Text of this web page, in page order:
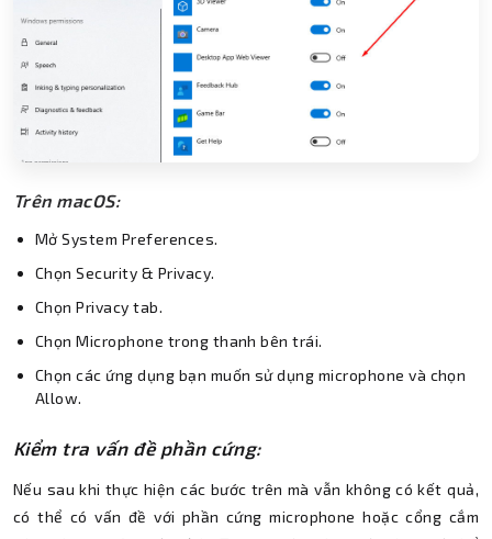
Trên macOS:
Mở System Preferences.
Chọn Security & Privacy.
Chọn Privacy tab.
Chọn Microphone trong thanh bên trái.
Chọn các ứng dụng bạn muốn sử dụng microphone và chọn
Allow.
Kiểm tra vấn đề phần cứng:
Nếu sau khi thực hiện các bước trên mà vẫn không có kết quả,
có thể có vấn đề với phần cứng microphone hoặc cổng cắm